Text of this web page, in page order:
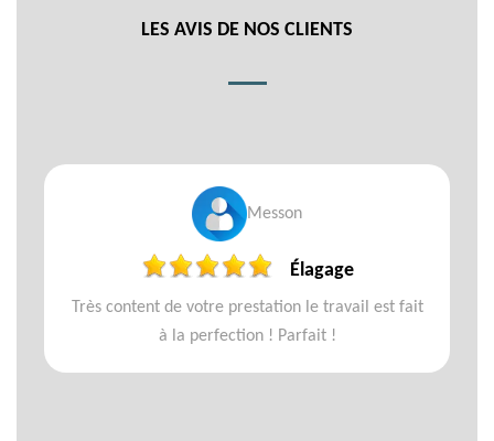
LES AVIS DE NOS CLIENTS
Messon
Élagage
Très content de votre prestation le travail est fait
à la perfection ! Parfait !